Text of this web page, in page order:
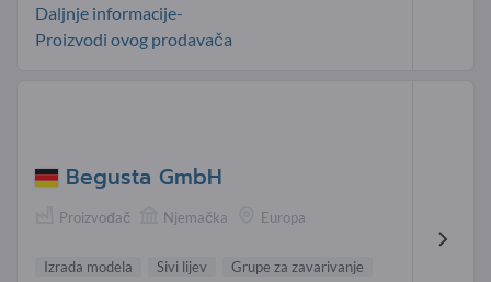
Daljnje informacije-
Proizvodi ovog prodavača
Begusta GmbH
Proizvođač Njemačka Europa
Izrada modela Sivi lijev
Grupe za zavarivanje